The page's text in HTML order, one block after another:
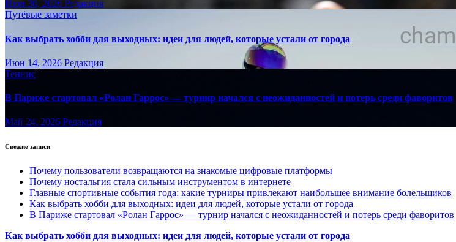
Июн 30, 2026 Редакция
Путёвые заметки
Как выбрать хобби для выходных: идеи для людей, которые устали от города
Июн 14, 2026 Редакция
Теннис
В Париже стартовал «Ролан Гаррос» — турнир начался с неожиданностей и потерь среди фаворитов
Май 24, 2026 Редакция
Свежие записи
Почему пользователи возвращаются на знакомые цифровые платформы
Почему ностальгия стала сильным инструментом в интернете
Главные спортивные события года: какие турниры привлекают наибольшее внимание болельщиков
Как выбрать хобби для выходных: идеи для людей, которые устали от города
В Париже стартовал «Ролан Гаррос» — турнир начался с неожиданностей и потерь среди фаворитов
Как выбрать хобби для выходных: идеи для людей, которые устали от города